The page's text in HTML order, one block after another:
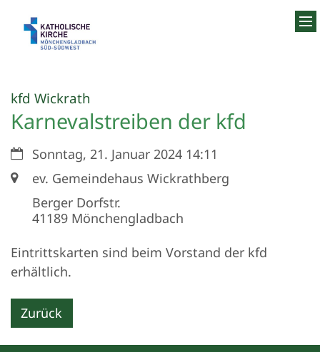
kfd Wickrath
Karnevalstreiben der kfd
Datum:Sonntag, 21. Januar 2024 14:11
Ort:ev. Gemeindehaus Wickrathberg
Berger Dorfstr.
41189 Mönchengladbach
Eintrittskarten sind beim Vorstand der kfd
erhältlich.
Zurück